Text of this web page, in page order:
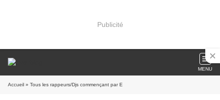
Publicité
MENU
Accueil » Tous les rappeurs/Djs commençant par E